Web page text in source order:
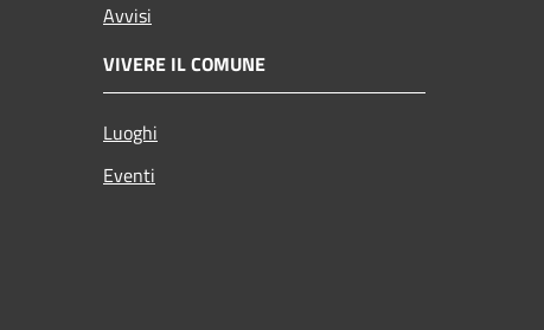
Avvisi
VIVERE IL COMUNE
Luoghi
Eventi